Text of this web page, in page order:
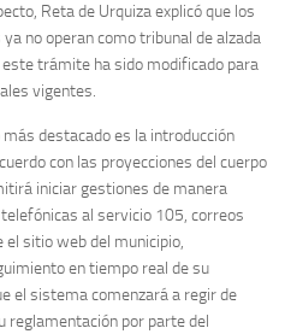
Reta de Urquiza explicó que los
no operan como tribunal de alzada
trámite ha sido modificado para
vigentes.
destacado es la introducción
con las proyecciones del cuerpo
iniciar gestiones de manera
al servicio 105, correos
sitio web del municipio,
en tiempo real de su
el sistema comenzará a regir de
por parte del